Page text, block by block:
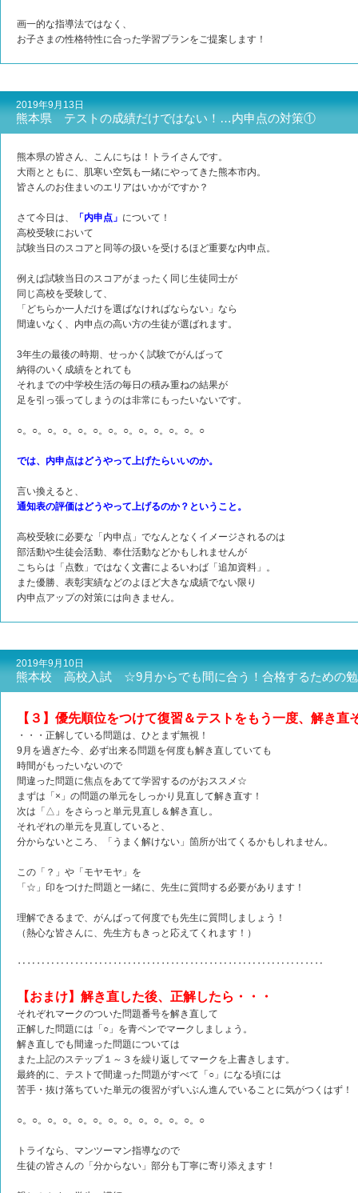
画一的な指導法ではなく、
お子さまの性格特性に合った学習プランをご提案します！
2019年9月13日
熊本県 テストの成績だけではない！…内申点の対策①
熊本県の皆さん、こんにちは！トライさんです。
大雨とともに、肌寒い空気も一緒にやってきた熊本市内。
皆さんのお住まいのエリアはいかがですか？
さて今日は、 「内申点」 について！
高校受験において
試験当日のスコアと同等の扱いを受けるほど重要な内申点。
例えば試験当日のスコアがまったく同じ生徒同士が
同じ高校を受験して、
「どちらか一人だけを選ばなければならない」なら
間違いなく、内申点の高い方の生徒が選ばれます。
3年生の最後の時期、せっかく試験でがんばって
納得のいく成績をとれても
それまでの中学校生活の毎日の積み重ねの結果が
足を引っ張ってしまうのは非常にもったいないです。
○。○。○。○。○。○。○。○。○。○。○。○。○
では、内申点はどうやって上げたらいいのか。
言い換えると、
通知表の評価はどうやって上げるのか？ということ。
高校受験に必要な「内申点」でなんとなくイメージされるのは
部活動や生徒会活動、奉仕活動などかもしれませんが
こちらは「点数」ではなく文書によるいわば「追加資料」。
また優勝、表彰実績などのよほど大きな成績でない限り
内申点アップの対策には向きません。
2019年9月10日
熊本校 高校入試 ☆9月からでも間に合う！合格するための
【３】優先順位をつけて復習＆テストをもう一度、解き直
・・・正解している問題は、ひとまず無視！
9月を過ぎた今、必ず出来る問題を何度も解き直していても
時間がもったいないので
間違った問題に焦点をあてて学習するのがおススメ☆
まずは「×」の問題の単元をしっかり見直して解き直す！
次は「△」をさらっと単元見直し＆解き直し。
それぞれの単元を見直していると、
分からないところ、「うまく解けない」箇所が出てくるかもしれません。
この「？」や「モヤモヤ」を
「☆」印をつけた問題と一緒に、先生に質問する必要があります！
理解できるまで、がんばって何度でも先生に質問しましょう！
（熱心な皆さんに、先生方もきっと応えてくれます！）
‥‥‥‥‥‥‥‥‥‥‥‥‥‥‥‥‥‥‥‥‥‥‥‥‥‥‥‥‥‥‥‥
【おまけ】解き直した後、正解したら・・・
それぞれマークのついた問題番号を解き直して
正解した問題には「○」を青ペンでマークしましょう。
解き直しでも間違った問題については
また上記のステップ１～３を繰り返してマークを上書きします。
最終的に、テストで間違った問題がすべて「○」になる頃には
苦手・抜け落ちていた単元の復習がずいぶん進んでいることに気がつくはず！
○。○。○。○。○。○。○。○。○。○。○。○。○
トライなら、マンツーマン指導なので
生徒の皆さんの「分からない」部分も丁寧に寄り添えます！